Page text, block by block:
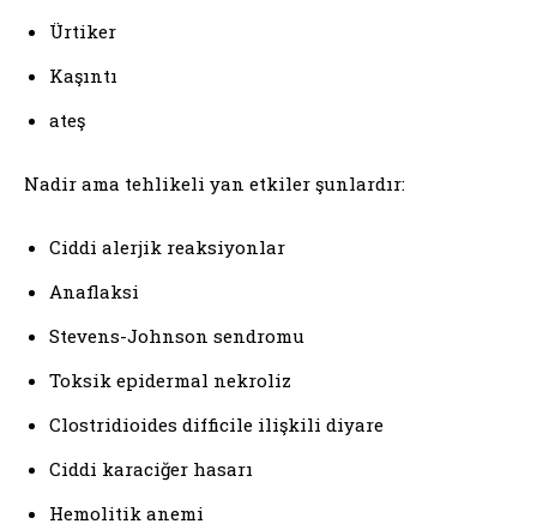
Ürtiker
Kaşıntı
ateş
Nadir ama tehlikeli yan etkiler şunlardır:
Ciddi alerjik reaksiyonlar
Anaflaksi
Stevens-Johnson sendromu
Toksik epidermal nekroliz
Clostridioides difficile ilişkili diyare
Ciddi karaciğer hasarı
Hemolitik anemi